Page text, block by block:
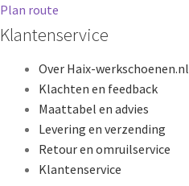
Plan route
Klantenservice
Over Haix-werkschoenen.nl
Klachten en feedback
Maattabel en advies
Levering en verzending
Retour en omruilservice
Klantenservice